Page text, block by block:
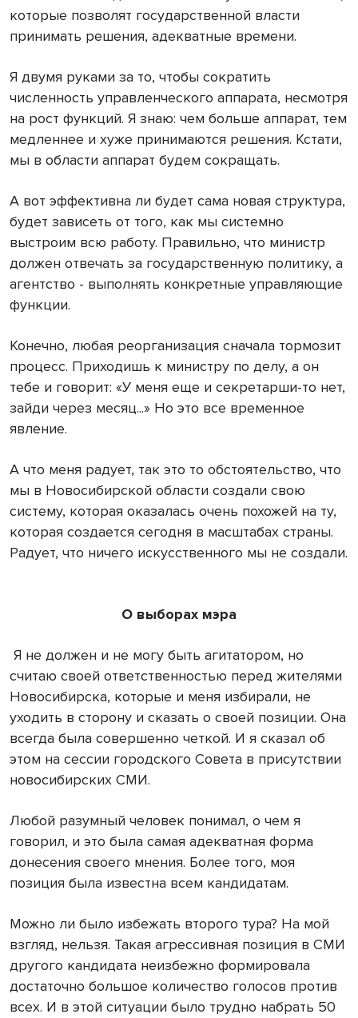
которые позволят государственной власти
принимать решения, адекватные времени.
Я двумя руками за то, чтобы сократить
численность управленческого аппарата, несмотря
на рост функций. Я знаю: чем больше аппарат, тем
медленнее и хуже принимаются решения. Кстати,
мы в области аппарат будем сокращать.
А вот эффективна ли будет сама новая структура,
будет зависеть от того, как мы системно
выстроим всю работу. Правильно, что министр
должен отвечать за государственную политику, а
агентство - выполнять конкретные управляющие
функции.
Конечно, любая реорганизация сначала тормозит
процесс. Приходишь к министру по делу, а он
тебе и говорит: «У меня еще и секретарши-то нет,
зайди через месяц...» Но это все временное
явление.
А что меня радует, так это то обстоятельство, что
мы в Новосибирской области создали свою
систему, которая оказалась очень похожей на ту,
которая создается сегодня в масштабах страны.
Радует, что ничего искусственного мы не создали.
О выборах мэра
Я не должен и не могу быть агитатором, но
считаю своей ответственностью перед жителями
Новосибирска, которые и меня избирали, не
уходить в сторону и сказать о своей позиции. Она
всегда была совершенно четкой. И я сказал об
этом на сессии городского Совета в присутствии
новосибирских СМИ.
Любой разумный человек понимал, о чем я
говорил, и это была самая адекватная форма
донесения своего мнения. Более того, моя
позиция была известна всем кандидатам.
Можно ли было избежать второго тура? На мой
взгляд, нельзя. Такая агрессивная позиция в СМИ
другого кандидата неизбежно формировала
достаточно большое количество голосов против
всех. И в этой ситуации было трудно набрать 50